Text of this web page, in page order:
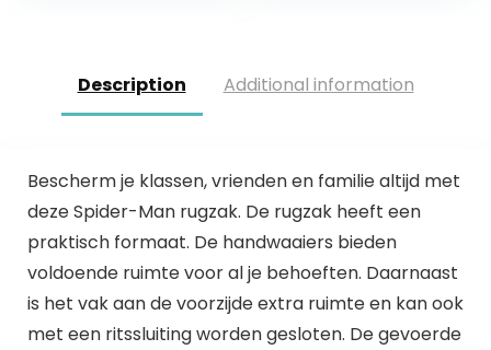
Description Additional information
Bescherm je klassen, vrienden en familie altijd met
deze Spider-Man rugzak. De rugzak heeft een
praktisch formaat. De handwaaiers bieden
voldoende ruimte voor al je behoeften. Daarnaast
is het vak aan de voorzijde extra ruimte en kan ook
met een ritssluiting worden gesloten. De gevoerde